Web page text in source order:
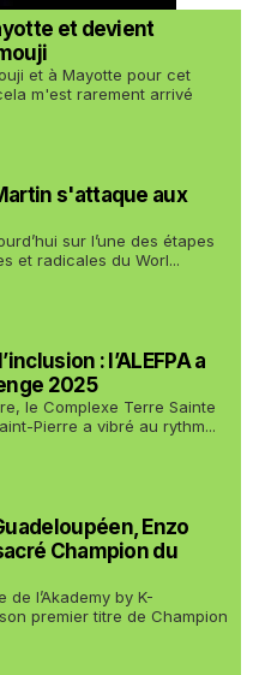
et devient
et à Mayotte pour cet
m'est rarement arrivé
s'attaque aux
sur l’une des étapes
et radicales du Worl...
: l’ALEFPA a
2025
le Complexe Terre Sainte
Pierre a vibré au rythm...
Enzo
Champion du
de l’Akademy by K-
premier titre de Champion